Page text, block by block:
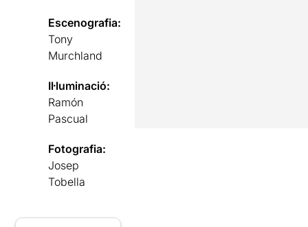
Escenografia:
Tony
Murchland
Il·luminació:
Ramón
Pascual
Fotografia:
Josep
Tobella